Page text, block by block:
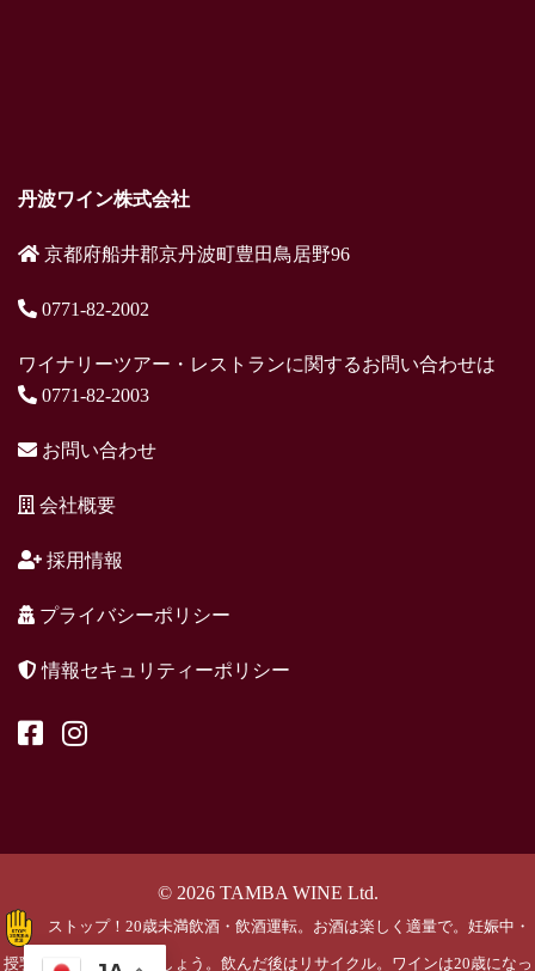
丹波ワイン株式会社
京都府船井郡京丹波町豊田鳥居野96
0771-82-2002
ワイナリーツアー・レストランに関するお問い合わせは
0771-82-2003
お問い合わせ
会社概要
採用情報
プライバシーポリシー
情報セキュリティーポリシー
© 2026 TAMBA WINE Ltd.
ストップ！20歳未満飲酒・飲酒運転。お酒は楽しく適量で。妊娠中・
授乳期の飲酒はやめましょう。飲んだ後はリサイクル。ワインは20歳になっ